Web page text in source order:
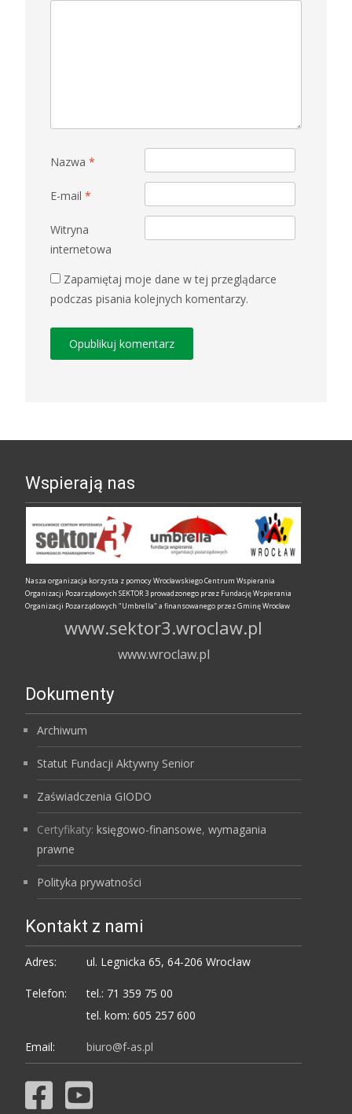
Nazwa *
E-mail *
Witryna
internetowa
Zapamiętaj moje dane w tej przeglądarce
podczas pisania kolejnych komentarzy.
Wspierają nas
Nasza organizacja korzysta z pomocy Wrocławskiego Centrum Wspierania
Organizacji Pozarządowych SEKTOR 3 prowadzonego przez Fundację Wspierania
Organizacji Pozarządowych "Umbrella" a finansowanego przez Gminę Wrocław
www.sektor3.wroclaw.pl
www.wroclaw.pl
Dokumenty
Archiwum
Statut Fundacji Aktywny Senior
Zaświadczenia GIODO
Certyfikaty: księgowo-finansowe, wymagania
prawne
Polityka prywatności
Kontakt z nami
Adres: ul. Legnicka 65, 64-206 Wrocław
Telefon:
tel.: 71 359 75 00
tel. kom: 605 257 600
Email: biuro@f-as.pl